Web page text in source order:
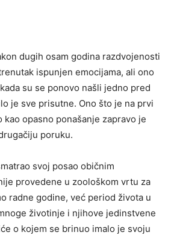
dugih osam godina razdvojenosti
ispunjen emocijama, ali ono
su se ponovo našli jedno pred
je sve prisutne. Ono što je na prvi
kao opasno ponašanje zapravo je
poruku.
svoj posao običnim
provedene u zoološkom vrtu za
radne godine, već period života u
životinje i njihove jedinstvene
o kojem se brinuo imalo je svoju